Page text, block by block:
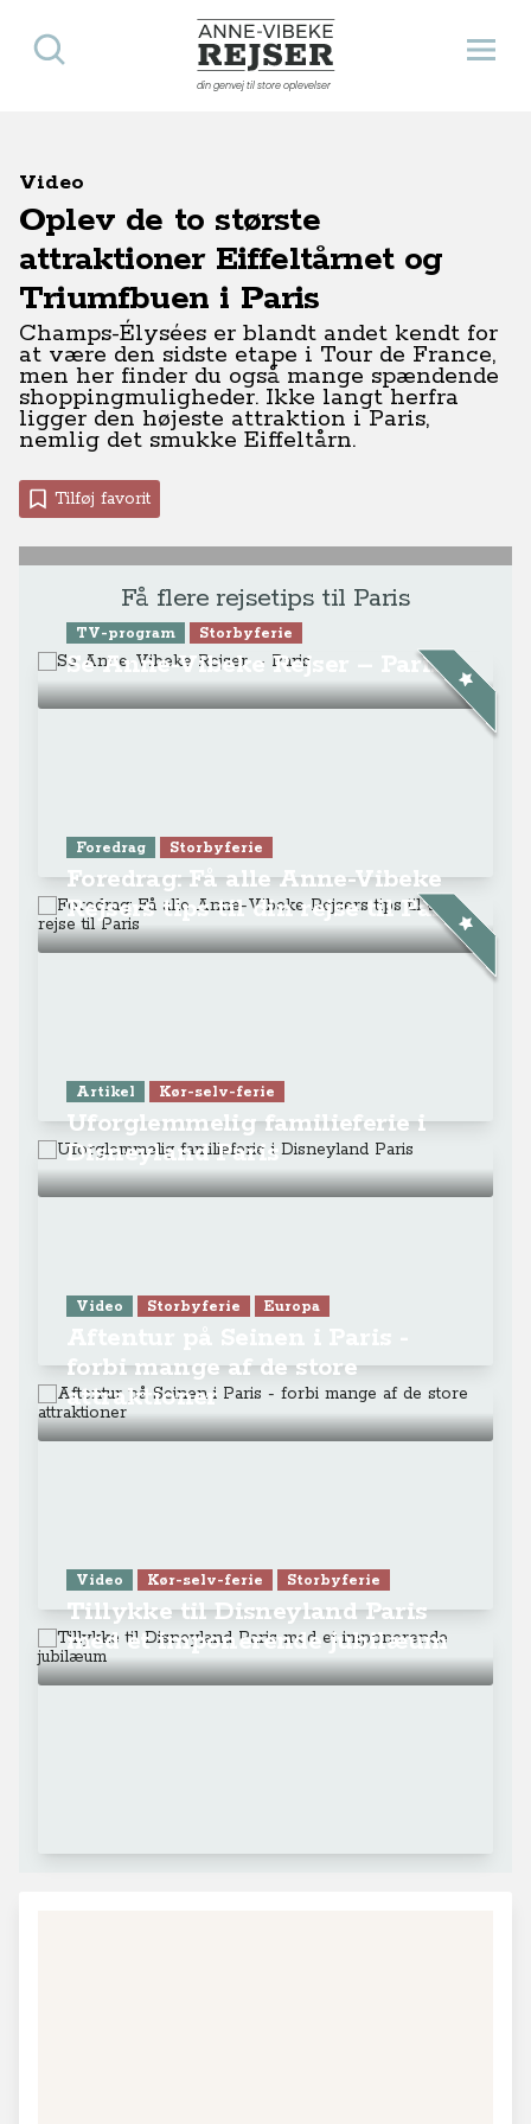
Anne-Vibeke Rejser
din genvej til store oplevelser
Åbn
Søg
Video
Oplev de to største
attraktioner Eiffeltårnet og
Triumfbuen i Paris
Champs-Élysées er blandt andet kendt for
at være den sidste etape i Tour de France,
men her finder du også mange spændende
shoppingmuligheder. Ikke langt herfra
ligger den højeste attraktion i Paris,
nemlig det smukke Eiffeltårn.
Tilføj favorit
Få flere rejsetips til Paris
TV-program Storbyferie
Se Anne-Vibeke Rejser – Paris
Foredrag Storbyferie
Foredrag: Få alle Anne-Vibeke
Rejsers tips til din rejse til Paris
Artikel Kør-selv-ferie
Uforglemmelig familieferie i
Disneyland Paris
Video Storbyferie Europa
forbi mange af de store
attraktioner
Video Kør-selv-ferie Storbyferie
Tillykke til Disneyland Paris
med et imponerende jubilæum